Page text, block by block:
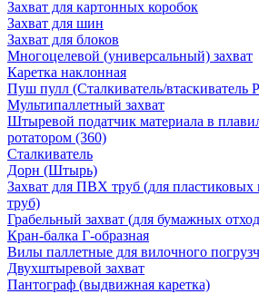
Захват для картонных коробок
Захват для шин
Захват для блоков
Многоцелевой (универсальный) захват
Каретка наклонная
Пуш пулл (Сталкиватель/втаскиватель
Мультипаллетный захват
Штыревой податчик материала в
ротатором (360)
Сталкиватель
Дорн (Штырь)
Захват для ПВХ труб (для
труб)
Грабельный захват (для бумажных
Кран-балка Г-образная
Вилы паллетные для вилочного
Двухштыревой захват
Пантограф (выдвижная каретка)